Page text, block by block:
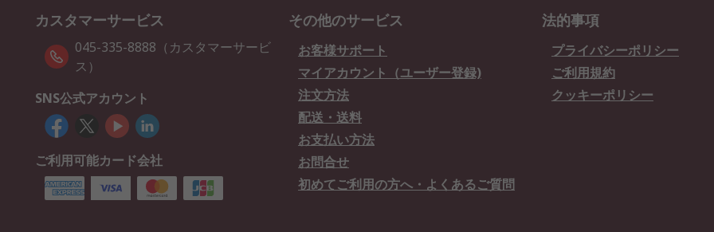
カスタマーサービス
045-335-8888（カスタマーサービ
ス）
SNS公式アカウント
ご利用可能カード会社
その他のサービス
お客様サポート
マイアカウント（ユーザー登録)
注文方法
配送・送料
お支払い方法
お問合せ
初めてご利用の方へ・よくあるご質問
法的事項
プライバシーポリシー
ご利用規約
クッキーポリシー